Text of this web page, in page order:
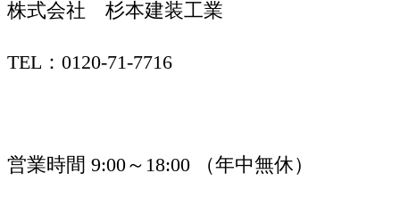
株式会社 杉本建装工業
TEL：0120-71-7716
営業時間 9:00～18:00 （年中無休）